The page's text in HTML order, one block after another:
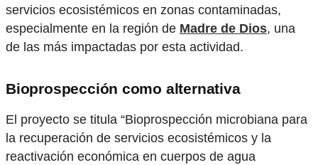
servicios ecosistémicos en zonas contaminadas,
especialmente en la región de Madre de Dios, una
de las más impactadas por esta actividad.
Bioprospección como alternativa
El proyecto se titula “Bioprospección microbiana para
la recuperación de servicios ecosistémicos y la
reactivación económica en cuerpos de agua